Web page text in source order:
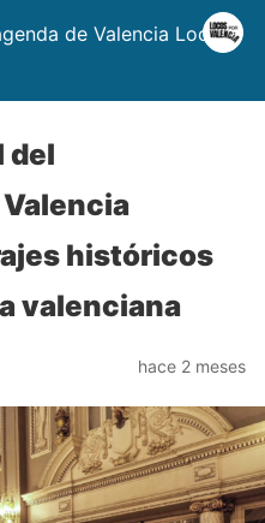
de Valencia Locos
del
históricos
valenciana
hace 2 meses